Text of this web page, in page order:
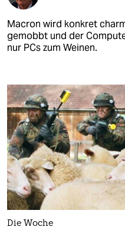
Macron wird konkret
gemobbt und der
nur PCs zum Weinen.
Die Woche